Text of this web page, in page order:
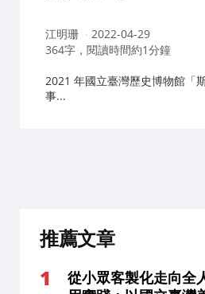
作
者：
江明珊
2022-04-29
364字，閱讀時間約1分鐘
2021 年國立臺灣歷史博物館「
事...
推薦文章
從小眾客製化走向全